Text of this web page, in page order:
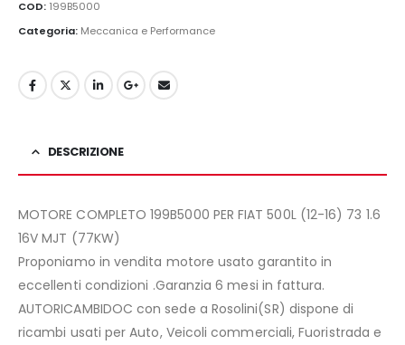
1.600,00€.1.480,00€.
COD: 199B5000
Categoria: Meccanica e Performance
DESCRIZIONE
MOTORE COMPLETO 199B5000 PER FIAT 500L (12-16) 73 1.6
16V MJT (77KW)
Proponiamo in vendita motore usato garantito in
eccellenti condizioni .Garanzia 6 mesi in fattura.
AUTORICAMBIDOC con sede a Rosolini(SR) dispone di
ricambi usati per Auto, Veicoli commerciali, Fuoristrada e